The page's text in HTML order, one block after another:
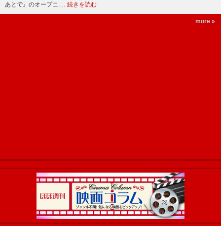
あとで』のオープニ … 続きを読む
more »